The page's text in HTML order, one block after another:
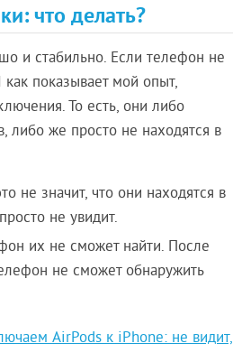
что делать?
и стабильно. Если телефон не
показывает мой опыт,
То есть, они либо
либо же просто не находятся в
не значит, что они находятся в
не увидит.
их не сможет найти. После
не сможет обнаружить
AirPods к iPhone: не видит,